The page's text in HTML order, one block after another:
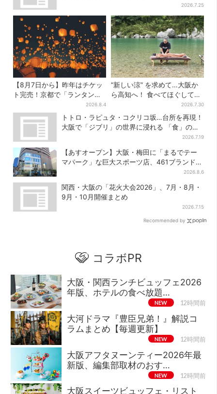
2026.7.25
【8月7日から】昨年はチケッ
ト完売！京都で「ランタンフ
ェス」、最大3500の光が夜空
に…会場には縁日も
2026.8.4
“新しい涼” を求めて…大阪か
ら高知へ！ 食べてほぐして
「仁淀ブルー」でととのう体
験旅【2026夏最新版】
2026.7.30
トトロ・ラピュタ・コクリコ坂…台所を再現！
大阪で「ジブリ」の世界に浸れる 「食」の展
2026.7.19
【あすオープン】大阪・梅田に「まるでテー
マパーク」な巨大スポーツ店、461ブランド集
2026.8.6
関西・大阪の「花火大会2026」、7月・8月・
9月・10月開催まとめ
2026.7.15
Recommended by
コラボPR
大阪・関西ランチビュッフェ2026
年版、ホテルの食べ放題…
NEW 12時間前
大河ドラマ『豊臣兄弟！』解説コ
ラムまとめ【毎週更新】
NEW 12時間前
大阪アフタヌーンティー2026年最
新版、編集部取材のおす…
NEW 12時間前
大阪スイーツビュッフェ・リスト